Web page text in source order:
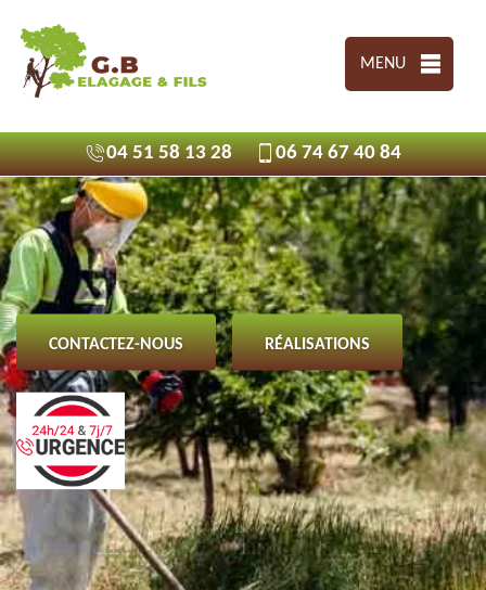
MENU
04 51 58 13 28 06 74 67 40 84
CONTACTEZ-NOUS RÉALISATIONS